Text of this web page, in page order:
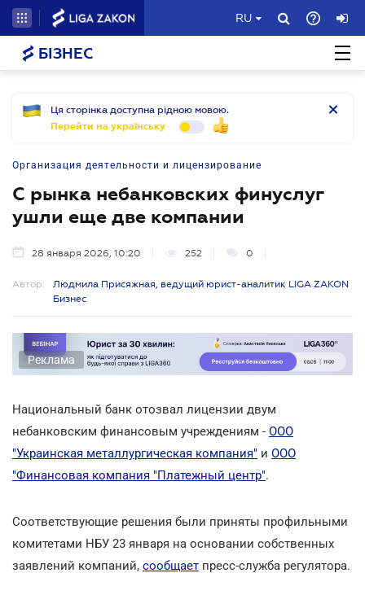
RU
БІЗНЕС
Ця сторінка доступна рідною мовою.
Перейти на українську
Организация деятельности и лицензирование
С рынка небанковских финуслуг
ушли еще две компании
28 января 2026, 10:20 252 0
Автор:
Людмила Присяжная, ведущий юрист-аналитик LIGA ZAKON
Бизнес
Реклама
Национальный банк отозвал лицензии двум
небанковским финансовым учреждениям - ООО
"Украинская металлургическая компания" и ООО
"Финансовая компания "Платежный центр".
Соответствующие решения были приняты профильными
комитетами НБУ 23 января на основании собственных
заявлений компаний, сообщает пресс-служба регулятора.